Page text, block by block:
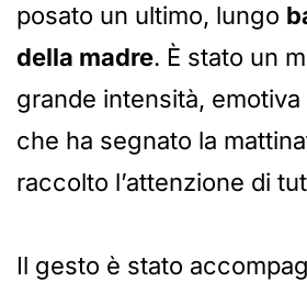
posato un ultimo, lungo
della madre. È stato un
grande intensità,
che ha segnato la
raccolto l’attenzione di
Il gesto è stato